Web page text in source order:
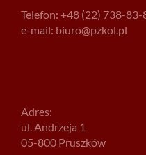
Telefon: +48 (22) 738-83-
e-mail: biuro@pzkol.pl
Adres:
ul. Andrzeja 1
05-800 Pruszków